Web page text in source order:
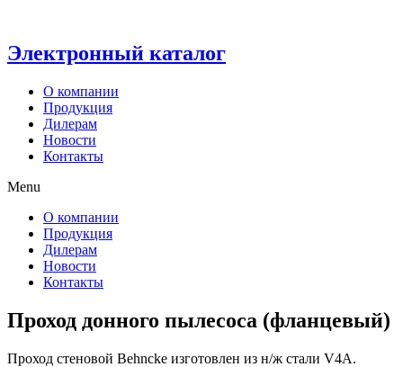
Электронный каталог
О компании
Продукция
Дилерам
Новости
Контакты
Menu
О компании
Продукция
Дилерам
Новости
Контакты
Проход донного пылесоса (фланцевый)
Проход стеновой Behncke изготовлен из н/ж стали V4А.